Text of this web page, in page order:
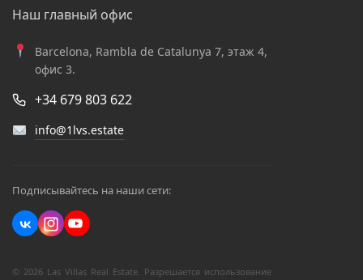
Наш главный офис
Barcelona, Rambla de Catalunya 7, этаж 4,
офис 3.
+34 679 803 622
info@1lvs.estate
Подписывайтесь на наши сети:
© 2026 Las Villas Real Estate. Разрешается использование